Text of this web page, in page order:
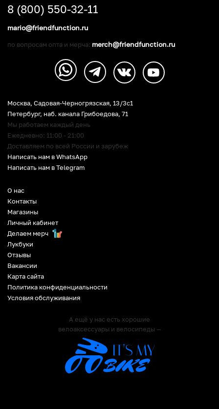
О нас
Контакты
Магазины
Личный кабинет
Делаем мерч
Лукбуки
Отзывы
Вакансии
Карта сайта
Политика конфиденциальности
Условия обслуживания
А ещё у нас есть хорошие
велоаксессуары и велосипеды —
Москва, Садовая-Черногрязская, 13/3c1
Петербург, наб. канала Грибоедова, 71
Мы работаем каждый день
Ежедневно: 11:00 - 21:00
Доставляем по всей России и зарубеж
Написать нам в WhatsApp
Написать нам в Telegram
8 (800) 550-32-11
mario@friendfunction.ru
по вопросам опта и мерча: merch@friendfunction.ru